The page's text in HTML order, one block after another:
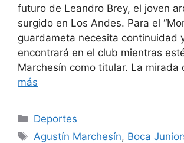
futuro de Leandro Brey, el joven
surgido en Los Andes. Para el
guardameta necesita continuidad
encontrará en el club mientras
Marchesín como titular. La mirada
más
Categorías
Deportes
Etiquetas
Agustín Marchesín, Boca